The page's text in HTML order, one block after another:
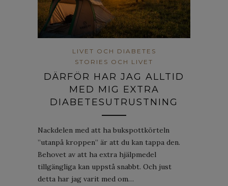
LIVET OCH DIABETES
STORIES OCH LIVET
DÄRFÖR HAR JAG ALLTID
MED MIG EXTRA
DIABETESUTRUSTNING
Nackdelen med att ha bukspottkörteln
”utanpå kroppen” är att du kan tappa den.
Behovet av att ha extra hjälpmedel
tillgängliga kan uppstå snabbt. Och just
detta har jag varit med om…